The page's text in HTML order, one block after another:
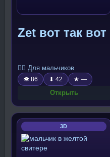
Zet вот так вот
🧍‍♂️ Для мальчиков
👁 86 ⬇ 42 ★ —
Открыть
3D